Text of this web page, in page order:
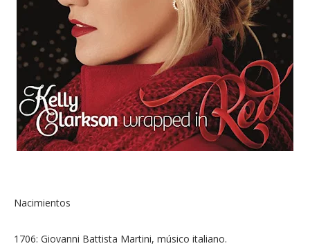
Nacimientos
1706: Giovanni Battista Martini, músico italiano.